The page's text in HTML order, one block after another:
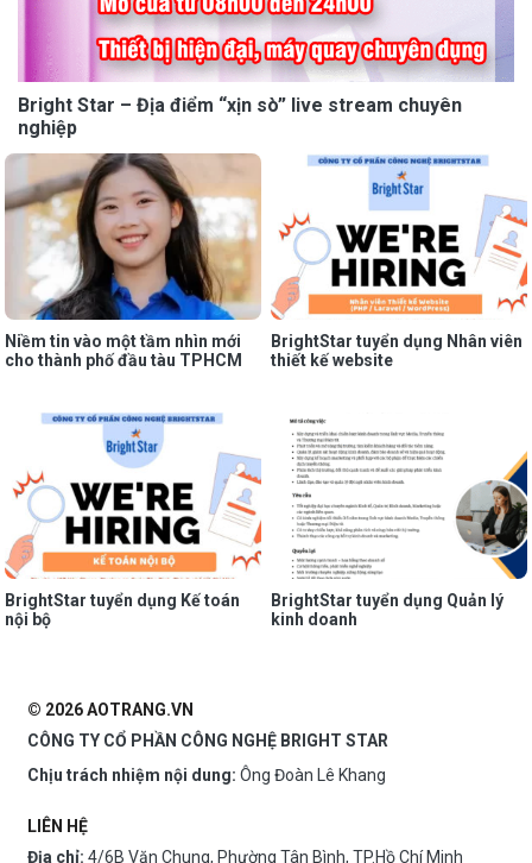
Bright Star – Địa điểm “xịn sò” live stream chuyên
nghiệp
Niềm tin vào một tầm nhìn mới
cho thành phố đầu tàu TPHCM
BrightStar tuyển dụng Nhân viên
thiết kế website
BrightStar tuyển dụng Kế toán
nội bộ
BrightStar tuyển dụng Quản lý
kinh doanh
© 2026 AOTRANG.VN
CÔNG TY CỔ PHẦN CÔNG NGHỆ BRIGHT STAR
Chịu trách nhiệm nội dung: Ông Đoàn Lê Khang
LIÊN HỆ
Địa chỉ: 4/6B Văn Chung, Phường Tân Bình, TP.Hồ Chí Minh